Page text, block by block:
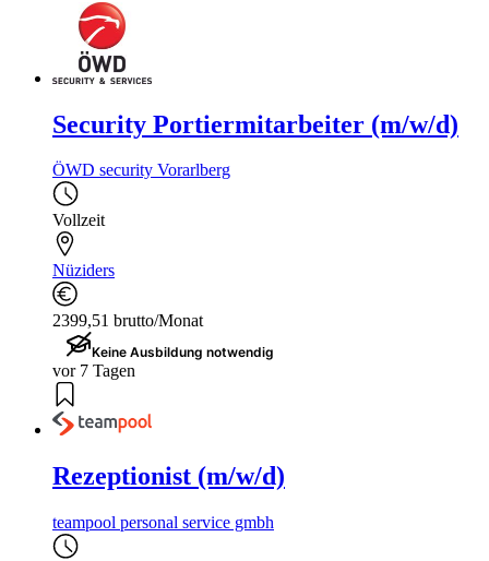
Security Portiermitarbeiter (m/w/d)
ÖWD security Vorarlberg
Vollzeit
Nüziders
2399,51 brutto/Monat
Keine Ausbildung notwendig
vor 7 Tagen
Rezeptionist (m/w/d)
teampool personal service gmbh